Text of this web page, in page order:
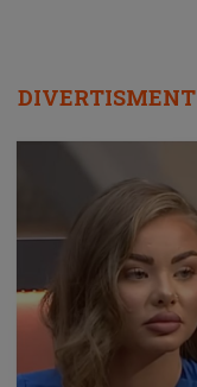
DIVERTISMENT